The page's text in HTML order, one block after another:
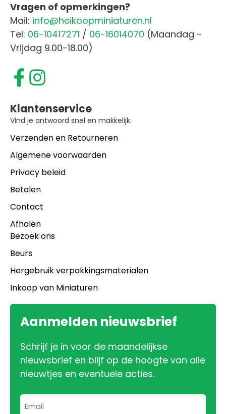
Vragen of opmerkingen?
Mail: info@heikoopminiaturen.nl
Tel: 06-10417271 / 06-16014070 (Maandag -
Vrijdag 9.00-18.00)
Klantenservice
Vind je antwoord snel en makkelijk.
Verzenden en Retourneren
Algemene voorwaarden
Privacy beleid
Betalen
Contact
Afhalen
Bezoek ons
Beurs
Hergebruik verpakkingsmaterialen
Inkoop van Miniaturen
Aanmelden nieuwsbrief
Schrijf je in voor de maandelijkse
nieuwsbrief en blijf op de hoogte van alle
nieuwtjes en eventuele acties.